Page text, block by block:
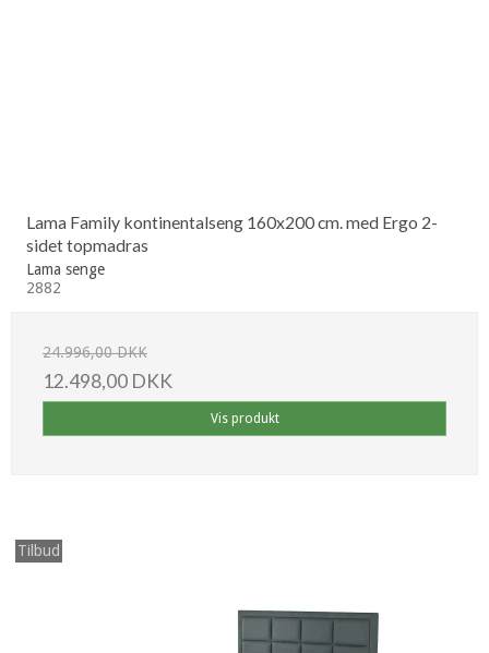
Lama Family kontinentalseng 160x200 cm. med Ergo 2-
sidet topmadras
Lama senge
2882
24.996,00 DKK
12.498,00 DKK
Vis produkt
Tilbud